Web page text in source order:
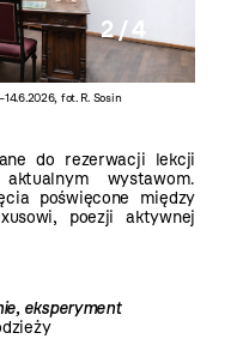
fot. R. Sosin
2 / 4
do rezerwacji lekcji
wystawom.
poświęcone między
poezji aktywnej
eksperyment